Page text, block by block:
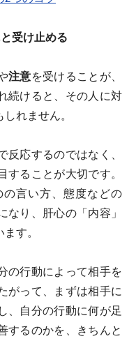
受け止める
注意を受けることが、
続けると、その人に対
れません。
応するのではなく、
ることが大切です。
言い方、態度などの
なり、肝心の「内容」
す。
の行動によって相手を
がって、まずは相手に
、自分の行動に何が足
するのかを、きちんと